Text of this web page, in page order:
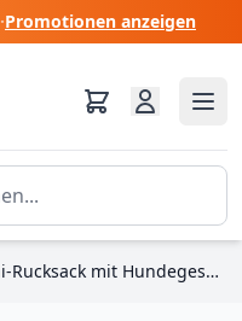
·Promotionen anzeigen
(Größe S) Mini-Rucksack mit Hundegeschirr zum 15. Jahrestag von Dug Cosplay – DISNEY LOUNGEFLY